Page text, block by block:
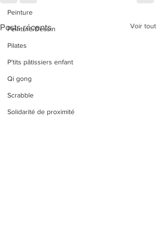
Peinture
Peinture/Dessin
Pilates
P'tits pâtissiers enfant
Qi gong
Scrabble
Solidarité de proximité
Posts récents Voir tout